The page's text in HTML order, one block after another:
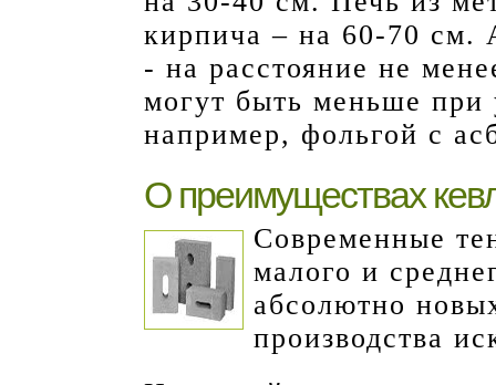
кирпича – на 60-70 см.
- на расстояние не
могут быть меньше при
например, фольгой с
О преимуществах
Современные
малого и
абсолютно
производства